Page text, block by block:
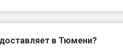
в Тюмени?